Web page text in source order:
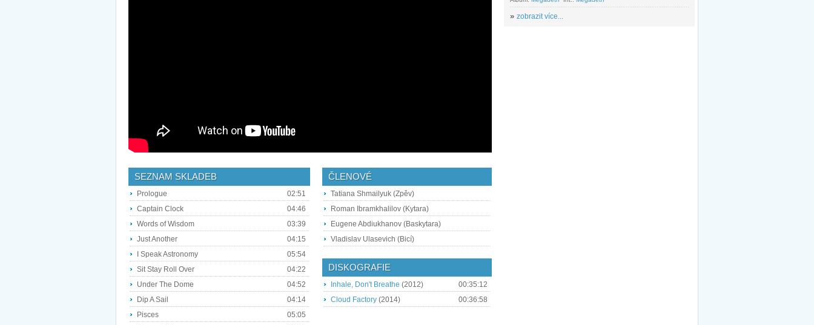
SEZNAM SKLADEB
Prologue
02:51
Captain Clock
04:46
Words of Wisdom
03:39
Just Another
04:15
I Speak Astronomy
05:54
Sit Stay Roll Over
04:22
Under The Dome
04:52
Dip A Sail
04:14
Pisces
05:05
ČLENOVÉ
Tatiana Shmailyuk (Zpěv)
Roman Ibramkhalilov (Kytara)
Eugene Abdiukhanov (Baskytara)
Vladislav Ulasevich (Bicí)
DISKOGRAFIE
Inhale, Don't Breathe (2012)
00:35:12
Cloud Factory (2014) 00:36:58
» zobrazit více...